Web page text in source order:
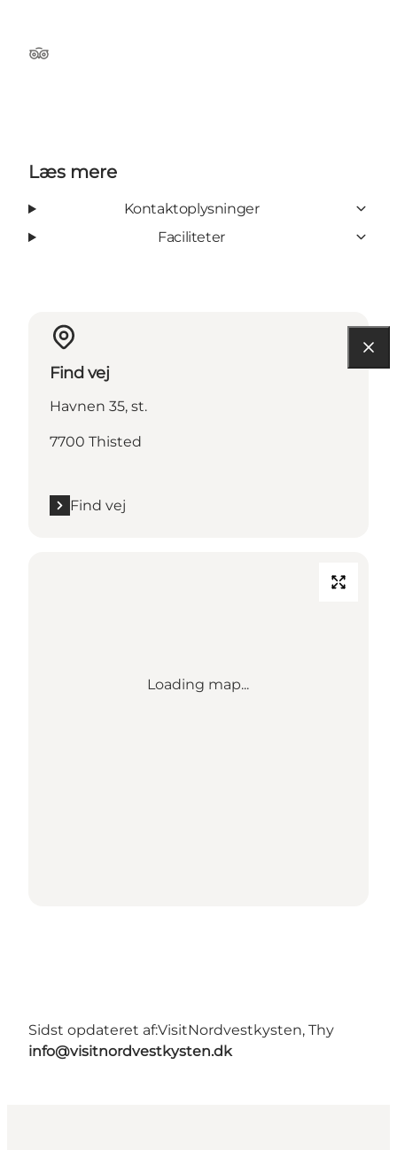
TripAdvisor
Læs mere
Kontaktoplysninger
Faciliteter
Find vej
Havnen 35, st.
7700 Thisted
Find vej
Loading map...
Sidst opdateret af:VisitNordvestkysten, Thy
info@visitnordvestkysten.dk